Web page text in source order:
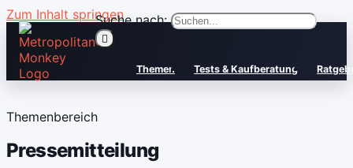
Zum Inhalt springenSuche nach:
Themen Tests & Kaufberatung
Themenbereich
Pressemitteilung